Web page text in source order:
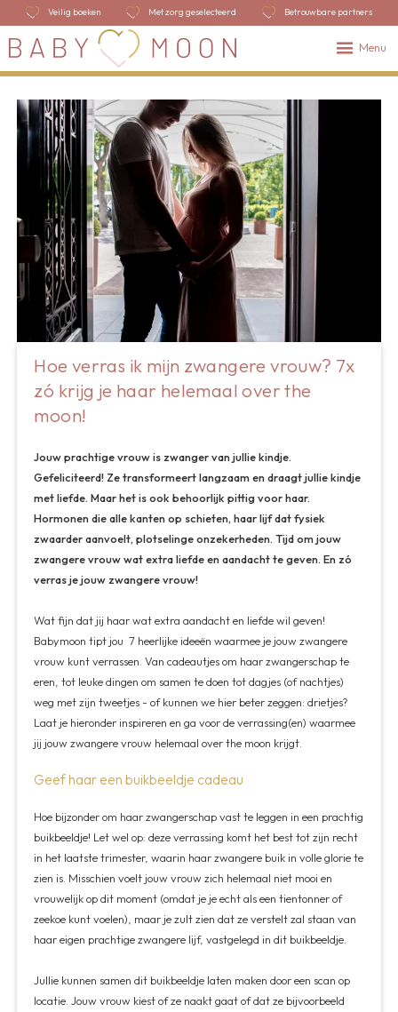
Veilig boeken Met zorg geselecteerd Betrouwbare partners
Menu
Hoe verras ik mijn zwangere vrouw? 7x
zó krijg je haar helemaal over the
moon!
Jouw prachtige vrouw is zwanger van jullie kindje.
Gefeliciteerd! Ze transformeert langzaam en draagt jullie kindje
met liefde. Maar het is ook behoorlijk pittig voor haar.
Hormonen die alle kanten op schieten, haar lijf dat fysiek
zwaarder aanvoelt, plotselinge onzekerheden. Tijd om jouw
zwangere vrouw wat extra liefde en aandacht te geven. En zó
verras je jouw zwangere vrouw!
Wat fijn dat jij haar wat extra aandacht en liefde wil geven!
Babymoon tipt jou 7 heerlijke ideeën waarmee je jouw zwangere
vrouw kunt verrassen. Van cadeautjes om haar zwangerschap te
eren, tot leuke dingen om samen te doen tot dagjes (of nachtjes)
weg met zijn tweetjes - of kunnen we hier beter zeggen: drietjes?
Laat je hieronder inspireren en ga voor de verrassing(en) waarmee
jij jouw zwangere vrouw helemaal over the moon krijgt.
Geef haar een buikbeeldje cadeau
Hoe bijzonder om haar zwangerschap vast te leggen in een prachtig
buikbeeldje! Let wel op: deze verrassing komt het best tot zijn recht
in het laatste trimester, waarin haar zwangere buik in volle glorie te
zien is. Misschien voelt jouw vrouw zich helemaal niet mooi en
vrouwelijk op dit moment (omdat je je echt als een tientonner of
zeekoe kunt voelen), maar je zult zien dat ze verstelt zal staan van
haar eigen prachtige zwangere lijf, vastgelegd in dit buikbeeldje.
Jullie kunnen samen dit buikbeeldje laten maken door een scan op
locatie. Jouw vrouw kiest of ze naakt gaat of dat ze bijvoorbeeld